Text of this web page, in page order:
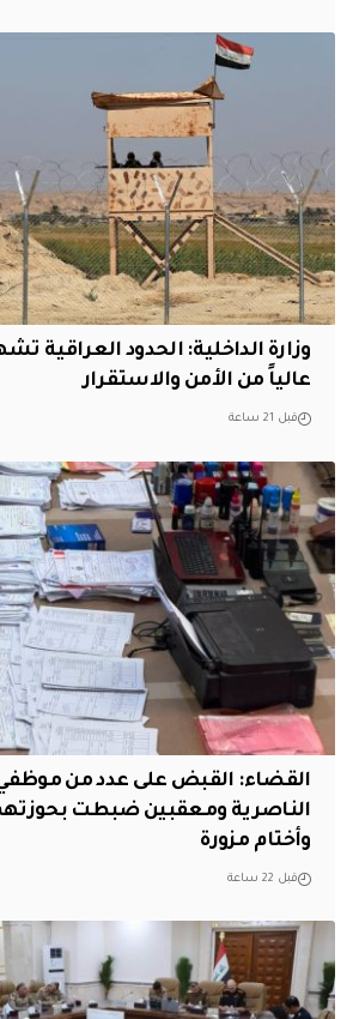
وزارة الداخلية: الحدود العراقية
عالياً من الأمن والاستقرار
قبل 21 ساعة
القضاء: القبض على عدد من موظفي
الناصرية ومعقبين ضبطت
وأختام مزورة
قبل 22 ساعة